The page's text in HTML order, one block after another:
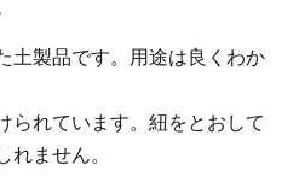
土製品です。用途は良くわか
られています。紐をとおして
れません。